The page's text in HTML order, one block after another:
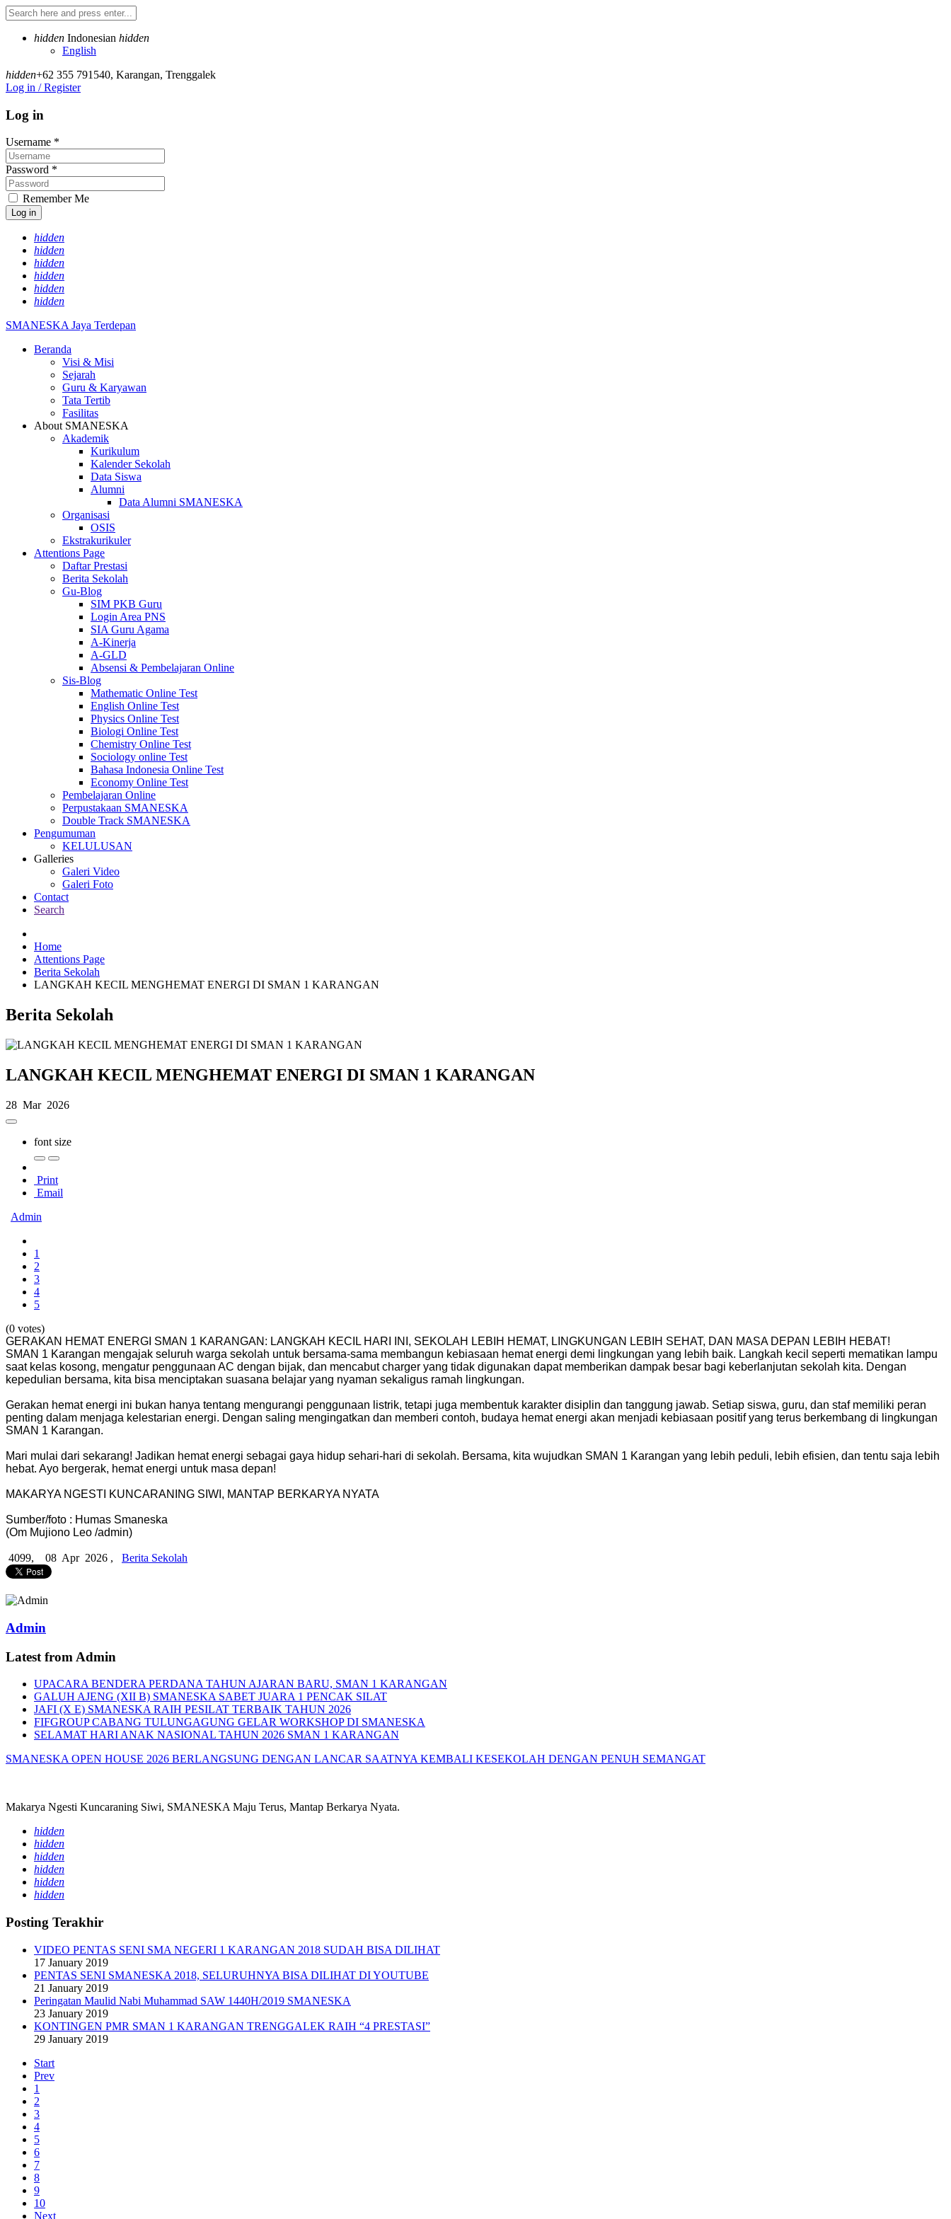
hidden Indonesian hidden
English
hidden+62 355 791540, Karangan, Trenggalek
Log in / Register
Log in
Username *
Password *
Remember Me
Log in
hidden
hidden
hidden
hidden
hidden
hidden
SMANESKA Jaya Terdepan
Beranda
Visi & Misi
Sejarah
Guru & Karyawan
Tata Tertib
Fasilitas
About SMANESKA
Akademik
Kurikulum
Kalender Sekolah
Data Siswa
Alumni
Data Alumni SMANESKA
Organisasi
OSIS
Ekstrakurikuler
Attentions Page
Daftar Prestasi
Berita Sekolah
Gu-Blog
SIM PKB Guru
Login Area PNS
SIA Guru Agama
A-Kinerja
A-GLD
Absensi & Pembelajaran Online
Sis-Blog
Mathematic Online Test
English Online Test
Physics Online Test
Biologi Online Test
Chemistry Online Test
Sociology online Test
Bahasa Indonesia Online Test
Economy Online Test
Pembelajaran Online
Perpustakaan SMANESKA
Double Track SMANESKA
Pengumuman
KELULUSAN
Galleries
Galeri Video
Galeri Foto
Contact
Search
Home
Attentions Page
Berita Sekolah
LANGKAH KECIL MENGHEMAT ENERGI DI SMAN 1 KARANGAN
Berita Sekolah
LANGKAH KECIL MENGHEMAT ENERGI DI SMAN 1 KARANGAN
28 Mar 2026
font size
Print
Email
Admin
1
2
3
4
5
(0 votes)
GERAKAN HEMAT ENERGI SMAN 1 KARANGAN: LANGKAH KECIL HARI INI, SEKOLAH LEBIH HEMAT, LINGKUNGAN LEBIH SEHAT, DAN MASA DEPAN LEBIH HEBAT!
SMAN 1 Karangan mengajak seluruh warga sekolah untuk bersama-sama membangun kebiasaan hemat energi demi lingkungan yang lebih baik. Langkah kecil seperti mematikan lampu
saat kelas kosong, mengatur penggunaan AC dengan bijak, dan mencabut charger yang tidak digunakan dapat memberikan dampak besar bagi keberlanjutan sekolah kita. Dengan
kepedulian bersama, kita bisa menciptakan suasana belajar yang nyaman sekaligus ramah lingkungan.
Gerakan hemat energi ini bukan hanya tentang mengurangi penggunaan listrik, tetapi juga membentuk karakter disiplin dan tanggung jawab. Setiap siswa, guru, dan staf memiliki peran
penting dalam menjaga kelestarian energi. Dengan saling mengingatkan dan memberi contoh, budaya hemat energi akan menjadi kebiasaan positif yang terus berkembang di lingkungan
SMAN 1 Karangan.
Mari mulai dari sekarang! Jadikan hemat energi sebagai gaya hidup sehari-hari di sekolah. Bersama, kita wujudkan SMAN 1 Karangan yang lebih peduli, lebih efisien, dan tentu saja lebih
hebat. Ayo bergerak, hemat energi untuk masa depan!
MAKARYA NGESTI KUNCARANING SIWI, MANTAP BERKARYA NYATA
Sumber/foto : Humas Smaneska
(Om Mujiono Leo /admin)
4099, 08 Apr 2026 , Berita Sekolah
Admin
Latest from Admin
UPACARA BENDERA PERDANA TAHUN AJARAN BARU, SMAN 1 KARANGAN
GALUH AJENG (XII B) SMANESKA SABET JUARA 1 PENCAK SILAT
JAFI (X E) SMANESKA RAIH PESILAT TERBAIK TAHUN 2026
FIFGROUP CABANG TULUNGAGUNG GELAR WORKSHOP DI SMANESKA
SELAMAT HARI ANAK NASIONAL TAHUN 2026 SMAN 1 KARANGAN
SMANESKA OPEN HOUSE 2026 BERLANGSUNG DENGAN LANCAR SAATNYA KEMBALI KESEKOLAH DENGAN PENUH SEMANGAT
Makarya Ngesti Kuncaraning Siwi, SMANESKA Maju Terus, Mantap Berkarya Nyata.
hidden
hidden
hidden
hidden
hidden
hidden
Posting Terakhir
VIDEO PENTAS SENI SMA NEGERI 1 KARANGAN 2018 SUDAH BISA DILIHAT
17 January 2019
PENTAS SENI SMANESKA 2018, SELURUHNYA BISA DILIHAT DI YOUTUBE
21 January 2019
Peringatan Maulid Nabi Muhammad SAW 1440H/2019 SMANESKA
23 January 2019
KONTINGEN PMR SMAN 1 KARANGAN TRENGGALEK RAIH “4 PRESTASI”
29 January 2019
Start
Prev
1
2
3
4
5
6
7
8
9
10
Next